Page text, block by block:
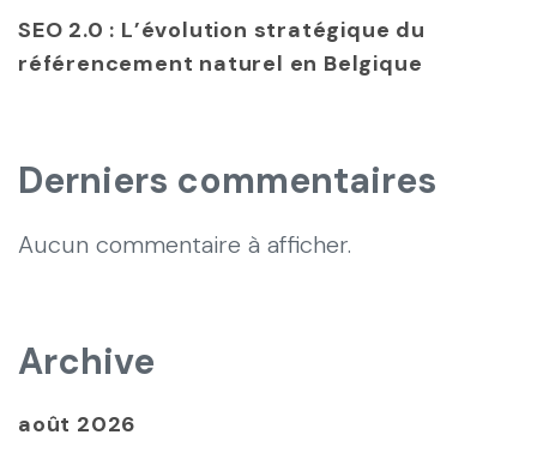
SEO 2.0 : L’évolution stratégique du
référencement naturel en Belgique
Derniers commentaires
Aucun commentaire à afficher.
Archive
août 2026